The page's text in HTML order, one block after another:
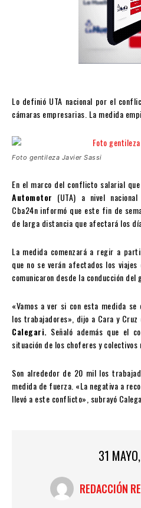
Lo definió UTA nacional por el
cámaras empresarias. La medida
Foto gentileza Javier Sassi
En el marco del conflicto salarial
Automotor (UTA) a nivel
Cba24n informó que este fin de
de larga distancia que afectará los
La medida comenzará a regir a
que no se verán afectados los
comunicaron desde la conducción del
«Vamos a ver si con esta medida
los trabajadores», dijo a Cara y Cruz
Calegari. Señaló además que el
situación de los choferes y
Son alrededor de 20 mil los
medida de fuerza. «La negativa a
llevó a este conflicto», subrayó
31
REDACCIÓN